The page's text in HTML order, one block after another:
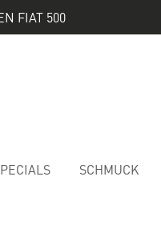
FIAT 500
SCHMUCK